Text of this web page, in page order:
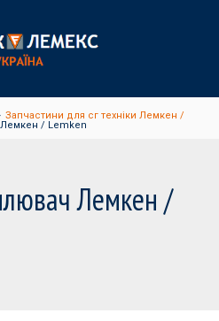
Запчастини для сг техніки Лемкен /
/ Lemken
Лемкен /